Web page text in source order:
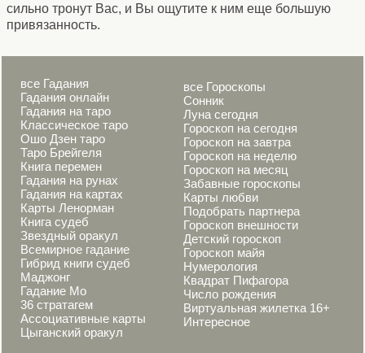
сильно тронут Вас, и Вы ощутите к ним еще большую
привязанность.
все Гадания
Гадания онлайн
Гадания на таро
Классическое таро
Ошо Дзен таро
Таро Брейгеля
Книга перемен
Гадания на рунах
Гадания на картах
Карты Ленорман
Книга судеб
Звездный оракул
Всемирное гадание
Гибрид книги судеб
Маджонг
Гадание Мо
36 стратагем
Ассоциативные карты
Цыганский оракул
все Гороскопы
Сонник
Луна сегодня
Гороскоп на сегодня
Гороскоп на завтра
Гороскоп на неделю
Гороскоп на месяц
Забавные гороскопы
Карты любви
Подобрать партнера
Гороскоп внешности
Детский гороскоп
Гороскоп майя
Нумерология
Квадрат Пифагора
Число рождения
Виртуальная жилетка 16+
Интересное